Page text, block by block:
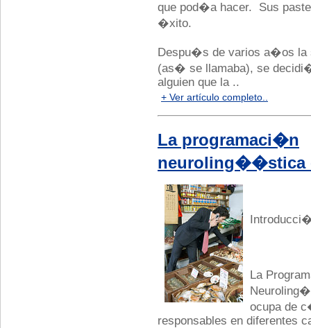
que pod�a hacer. Sus
�xito.
Despu�s de varios a�os la
(as� se llamaba), se
alguien que la ..
+ Ver artículo completo..
La programaci�n
neuroling��stica
La
ocupa de
responsables en diferentes